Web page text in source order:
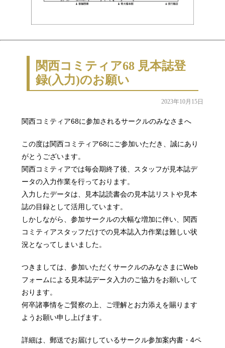
関西コミティア68 見本誌登
録(入力)のお願い
2023年10月15日
関西コミティア68に参加されるサークルのみなさまへ
この度は関西コミティア68にご参加いただき、誠にあり
がとうございます。
関西コミティアでは毎会期終了後、スタッフが見本誌デ
ータの入力作業を行っております。
入力したデータは、見本誌読書会の見本誌リストや見本
誌の目録として活用しています。
しかしながら、参加サークルの大幅な増加に伴い、関西
コミティアスタッフだけでの見本誌入力作業は難しい状
況となってしまいました。
つきましては、参加いただくサークルのみなさまにWeb
フォームによる見本誌データ入力のご協力をお願いして
おります。
何卒諸事情をご賢察の上、ご理解とお力添えを賜ります
ようお願い申し上げます。
詳細は、郵送でお届けしているサークル参加案内書・4ペ